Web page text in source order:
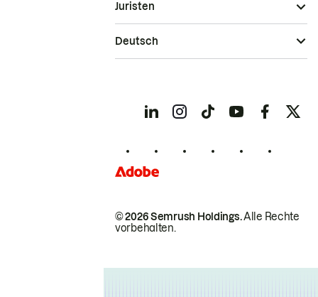
© 2026 Semrush Holdings.Alle Rechte
vorbehalten.
Juristen
Deutsch